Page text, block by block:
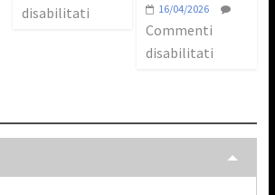
disabilitati
16/04/2026
Commenti
disabilitati